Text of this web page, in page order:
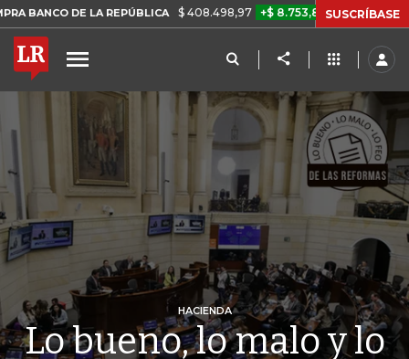
DE LA REPÚBLICA $ 408.498,97 +$ 8.753,81 +2,19% TASA DE
SUSCRÍBASE
HACIENDA
Lo bueno, lo malo y lo